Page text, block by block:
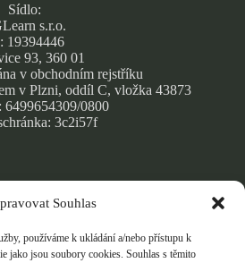
Souhlas
používáme k ukládání a/nebo přístupu k
jako jsou soubory cookies. Souhlas s těmito
Sídlo:
s.r.o.
19394446
93, 360 01
v obchodním rejstříku
v Plzni, oddíl C, vložka 43873
6499654309/0800
3c2i57f
osobních údajů
Cookie Policy